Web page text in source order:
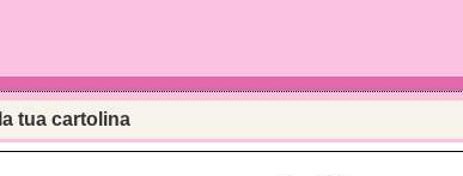
tua cartolina